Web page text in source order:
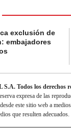
exclusión de
embajadores
Todos los derechos
expresa de las
este sitio web a
que resulten adecuados.